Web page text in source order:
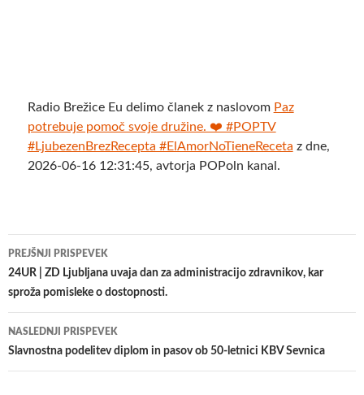
Radio Brežice Eu delimo članek z naslovom Paz
potrebuje pomoč svoje družine. ❤️ #POPTV
#LjubezenBrezRecepta #ElAmorNoTieneReceta z dne,
2026-06-16 12:31:45, avtorja POPoln kanal.
Krmarjenje
po
prispevkih
PREJŠNJI PRISPEVEK
24UR | ZD Ljubljana uvaja dan za administracijo zdravnikov, kar
sproža pomisleke o dostopnosti.
NASLEDNJI PRISPEVEK
​Slavnostna podelitev diplom in pasov ob 50-letnici KBV Sevnica